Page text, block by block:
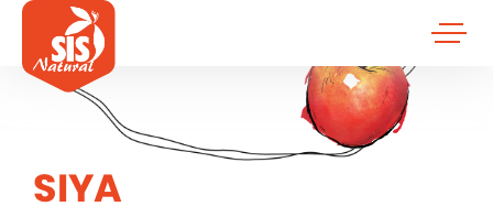
SIYA